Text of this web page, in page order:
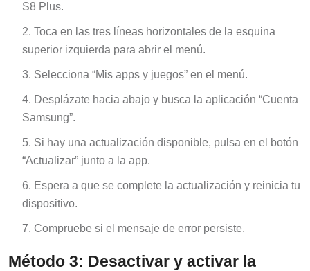
S8 Plus.
Toca en las tres líneas horizontales de la esquina
superior izquierda para abrir el menú.
Selecciona “Mis apps y juegos” en el menú.
Desplázate hacia abajo y busca la aplicación “Cuenta
Samsung”.
Si hay una actualización disponible, pulsa en el botón
“Actualizar” junto a la app.
Espera a que se complete la actualización y reinicia tu
dispositivo.
Compruebe si el mensaje de error persiste.
Método 3: Desactivar y activar la